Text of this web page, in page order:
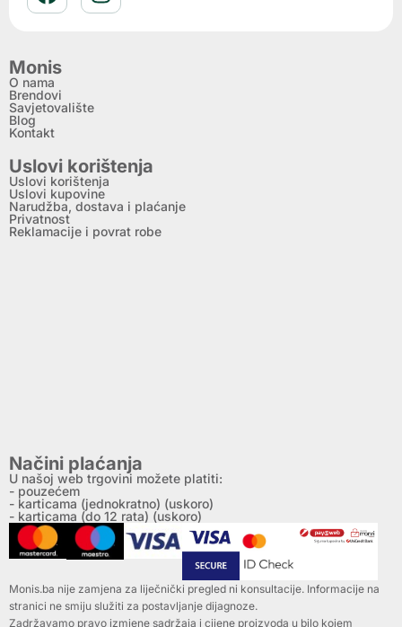
Monis
O nama
Brendovi
Savjetovalište
Blog
Kontakt
Uslovi korištenja
Uslovi korištenja
Uslovi kupovine
Narudžba, dostava i plaćanje
Privatnost
Reklamacije i povrat robe
Načini plaćanja
U našoj web trgovini možete platiti:
- pouzećem
- karticama (jednokratno) (uskoro)
- karticama (do 12 rata) (uskoro)
Monis.ba nije zamjena za liječnički pregled ni konsultacije. Informacije na
stranici ne smiju služiti za postavljanje dijagnoze.
Zadržavamo pravo izmjene sadržaja i cijene proizvoda u bilo kojem